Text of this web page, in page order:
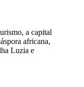
a capital
africana,
Luzia e